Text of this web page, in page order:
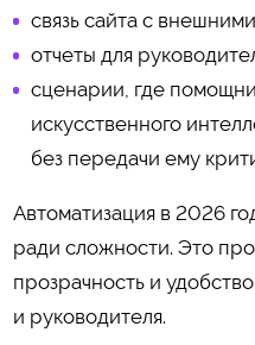
связь сайта с
отчеты для
сценарии, где
искусственного
без передачи ему
Автоматизация в 2026
ради сложности. Это
прозрачность и
и руководителя.